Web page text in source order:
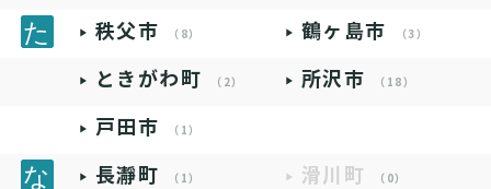
秩父市 （8） 鶴ヶ島市 （3）
ときがわ町 （2） 所沢市 （18）
戸田市 （1）
長瀞町 （1） 滑川町 （0）